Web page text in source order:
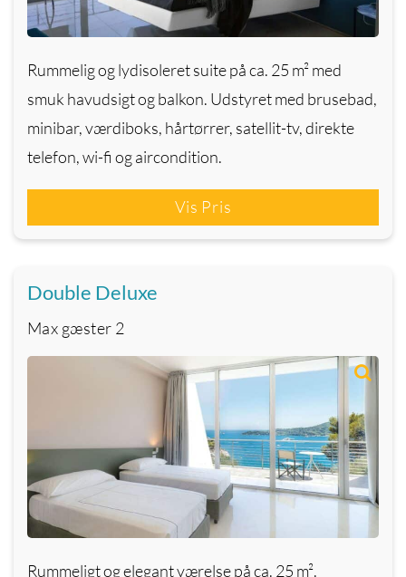
Rummelig og lydisoleret suite på ca. 25 m² med
smuk havudsigt og balkon. Udstyret med brusebad,
minibar, værdiboks, hårtørrer, satellit-tv, direkte
telefon, wi-fi og aircondition.
Vis Pris
Double Deluxe
Max gæster 2
Rummeligt og elegant værelse på ca. 25 m².